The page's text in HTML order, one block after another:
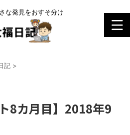
な発見をおすそ分け
記 >
8カ月目】2018年9